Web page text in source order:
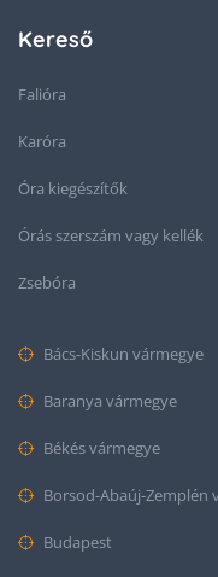
Kereső
Falióra
Karóra
Óra kiegészítők
Órás szerszám vagy kellék
Zsebóra
Bács-Kiskun vármegye
Baranya vármegye
Békés vármegye
Borsod-Abaúj-Zemplén
Budapest